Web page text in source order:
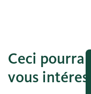
Ceci pourrait
vous